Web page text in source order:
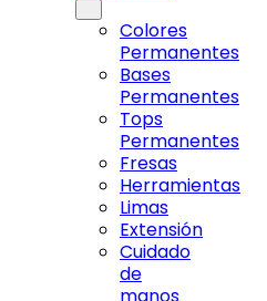
Colores
Permanentes
Bases
Permanentes
Tops
Permanentes
Fresas
Herramientas
Limas
Extensión
Cuidado
de